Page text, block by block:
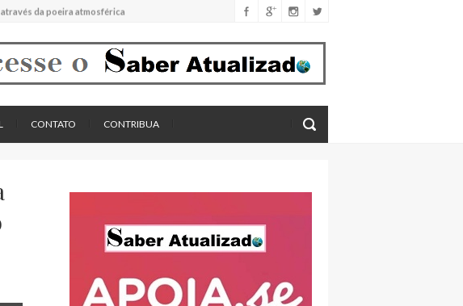
da poeira atmosférica
no coração de mamíferos, aponta estudo
CONTATO CONTRIBUA